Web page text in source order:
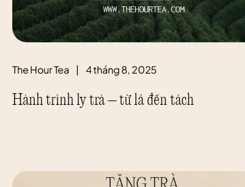
The Hour Tea | 4 tháng 8, 2025
Hành trình ly trà – từ lá đến tách